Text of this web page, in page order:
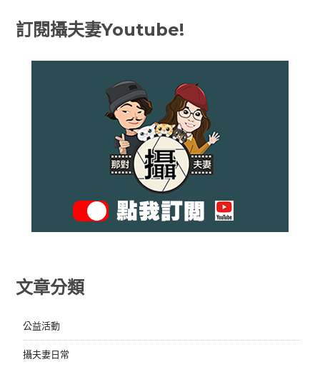
訂閱攝夫妻Youtube!
文章分類
公益活動
攝夫妻日常